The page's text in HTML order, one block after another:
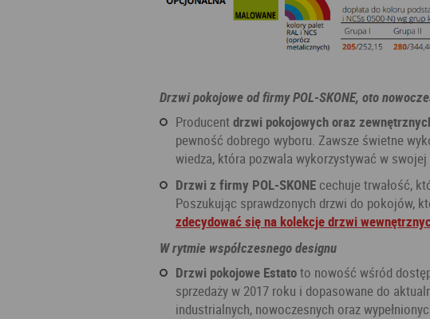
Drzwi pokojowe od firmy POL-SKONE, oto
Producentdrzwi pokojowych oraz
pewność dobrego wyboru. Zawsze świetne
wiedza, która pozwala wykorzystywać w
Drzwi z firmy POL-SKONE cechuje trwałość,
Poszukując sprawdzonych drzwi do pokojów,
zdecydować się na kolekcje drzwi
W rytmie współczesnego designu
Drzwi pokojowe Estatoto nowość wśród
sprzedaży w 2017 roku i dopasowane do
industrialnych, nowoczesnych oraz